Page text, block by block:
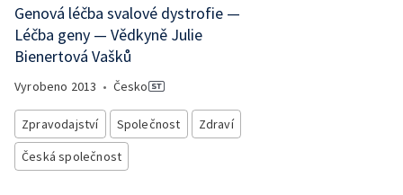
Genová léčba svalové dystrofie —
Léčba geny — Vědkyně Julie
Bienertová Vašků
Vyrobeno 2013 • Česko
Zpravodajství Společnost
Zdraví
Česká společnost